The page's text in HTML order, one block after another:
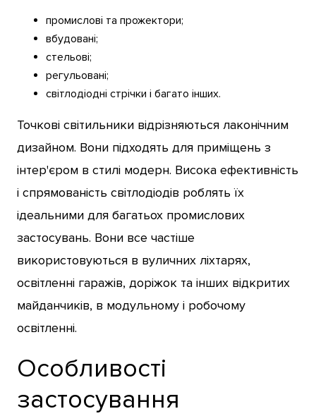
промислові та прожектори;
вбудовані;
стельові;
регульовані;
світлодіодні стрічки і багато інших.
Точкові світильники відрізняються лаконічним
дизайном. Вони підходять для приміщень з
інтер'єром в стилі модерн. Висока ефективність
і спрямованість світлодіодів роблять їх
ідеальними для багатьох промислових
застосувань. Вони все частіше
використовуються в вуличних ліхтарях,
освітленні гаражів, доріжок та інших відкритих
майданчиків, в модульному і робочому
освітленні.
Особливості
застосування